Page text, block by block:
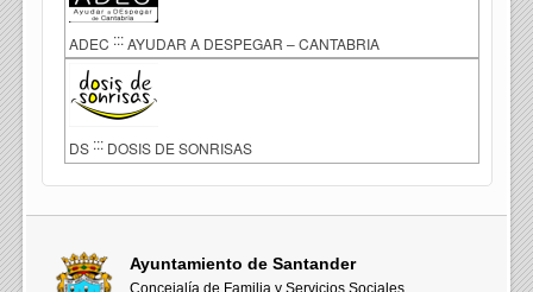
ADEC ::: AYUDAR A DESPEGAR – CANTABRIA
DS ::: DOSIS DE SONRISAS
Ayuntamiento de Santander
Concejalía de Familia y Servicios Sociales